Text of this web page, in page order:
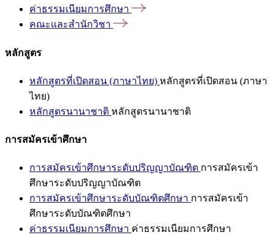
ค่าธรรมเนียมการศึกษา
คณะและสำนักวิชา
หลักสูตร
หลักสูตรที่เปิดสอน (ภาษาไทย) หลักสูตรที่เปิดสอน (ภาษา
ไทย)
หลักสูตรนานาชาติ หลักสูตรนานาชาติ
การสมัครเข้าศึกษา
การสมัครเข้าศึกษาระดับปริญญาบัณฑิต การสมัครเข้า
ศึกษาระดับปริญญาบัณฑิต
การสมัครเข้าศึกษาระดับบัณฑิตศึกษา การสมัครเข้า
ศึกษาระดับบัณฑิตศึกษา
ค่าธรรมเนียมการศึกษา ค่าธรรมเนียมการศึกษา